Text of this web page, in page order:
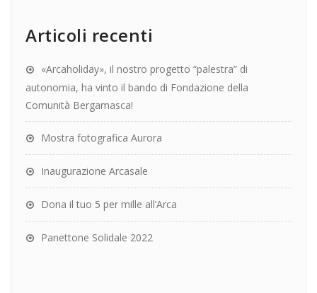
Articoli recenti
«Arcaholiday», il nostro progetto “palestra” di
autonomia, ha vinto il bando di Fondazione della
Comunità Bergamasca!
Mostra fotografica Aurora
Inaugurazione Arcasale
Dona il tuo 5 per mille all’Arca
Panettone Solidale 2022